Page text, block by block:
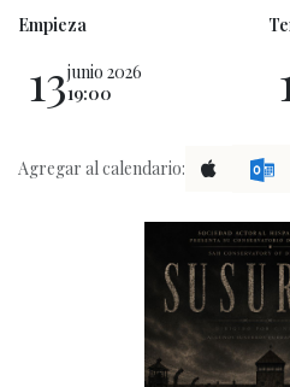
Empieza
13junio 2026
19:00
Agregar al calendario: